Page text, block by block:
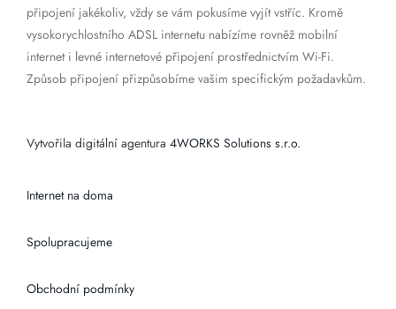
připojení jakékoliv, vždy se vám pokusíme vyjít vstříc. Kromě
vysokorychlostního ADSL internetu nabízíme rovněž mobilní
internet i levné internetové připojení prostřednictvím Wi-Fi.
Způsob připojení přizpůsobíme vašim specifickým požadavkům.
Vytvořila digitální agentura 4WORKS Solutions s.r.o.
Internet na doma
Spolupracujeme
Obchodní podmínky